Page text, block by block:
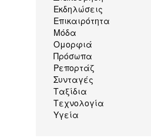
Εκδηλώσεις
Επικαιρότητα
Μόδα
Ομορφιά
Πρόσωπα
Ρεπορτάζ
Συνταγές
Ταξίδια
Τεχνολογία
Υγεία